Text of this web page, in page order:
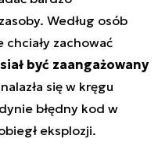
Według osób
zachować
być zaangażowany
się w kręgu
błędny kod w
eksplozji.